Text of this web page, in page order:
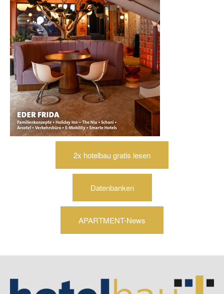
2x hotelbau gratis lesen
Datenbanken
APARTMENT-News